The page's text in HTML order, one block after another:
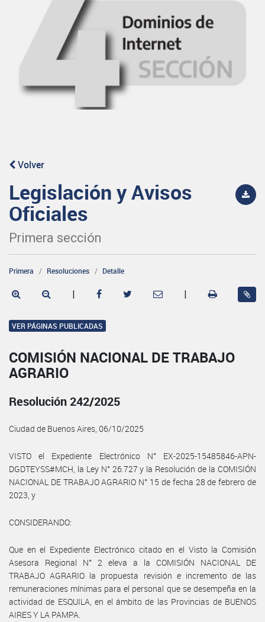
Volver
Legislación y Avisos
Oficiales
Primera sección
Primera Resoluciones Detalle
| |
VER PÁGINAS PUBLICADAS
COMISIÓN NACIONAL DE TRABAJO
AGRARIO
Resolución 242/2025
Ciudad de Buenos Aires, 06/10/2025
VISTO el Expediente Electrónico N° EX-2025-15485846-APN-
DGDTEYSS#MCH, la Ley N° 26.727 y la Resolución de la COMISIÓN
NACIONAL DE TRABAJO AGRARIO N° 15 de fecha 28 de febrero de
2023, y
CONSIDERANDO:
Que en el Expediente Electrónico citado en el Visto la Comisión
Asesora Regional N° 2 eleva a la COMISIÓN NACIONAL DE
TRABAJO AGRARIO la propuesta revisión e incremento de las
remuneraciones mínimas para el personal que se desempeña en la
actividad de ESQUILA, en el ámbito de las Provincias de BUENOS
AIRES Y LA PAMPA.